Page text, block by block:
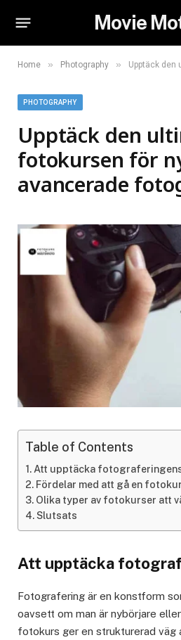
Movie
Home » Photography » Upptäck den ultimata
PHOTOGRAPHY
Upptäck den
fotokursen för
avancerade
Table of Contents
Att upptäcka
Fördelar med att gå en
Olika typer av fotokurser att
Slutsats
Att upptäcka
Fotografering är en konstform
oavsett om man är nybörjare
fotokurs ger en strukturerad väg